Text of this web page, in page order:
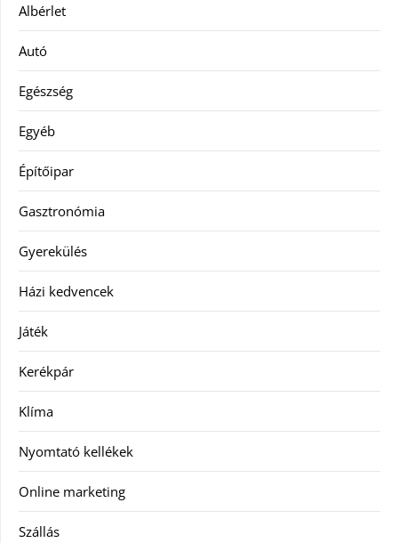
Albérlet
Autó
Egészség
Egyéb
Építőipar
Gasztronómia
Gyerekülés
Házi kedvencek
Játék
Kerékpár
Klíma
Nyomtató kellékek
Online marketing
Szállás